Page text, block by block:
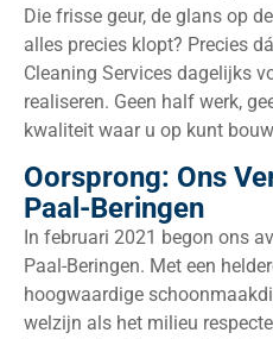
Die frisse geur, de glans op
alles precies klopt? Precies
Cleaning Services dagelijks
realiseren. Geen half werk,
kwaliteit waar u op kunt
Oorsprong: Ons
Paal-Beringen
In februari 2021 begon ons
Paal-Beringen. Met een
hoogwaardige
welzijn als het milieu